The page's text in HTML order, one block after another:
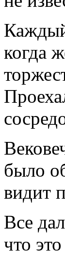
когда
было
видит
Все
что